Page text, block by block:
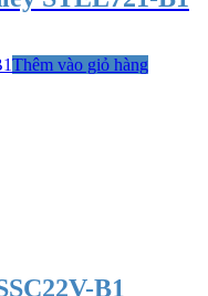
Thêm vào giỏ hàng
B1